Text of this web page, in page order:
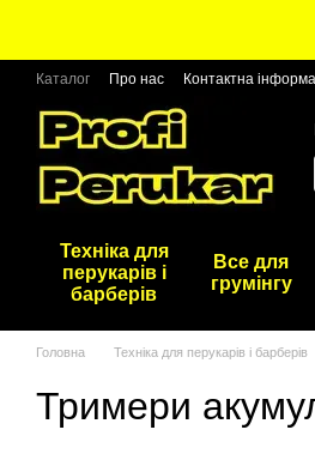
Каталог Про нас Контактна
Техніка для
перукарів і
барберів
Все для
грумінгу
Головна Техніка для перукарів і барберів
Тримери